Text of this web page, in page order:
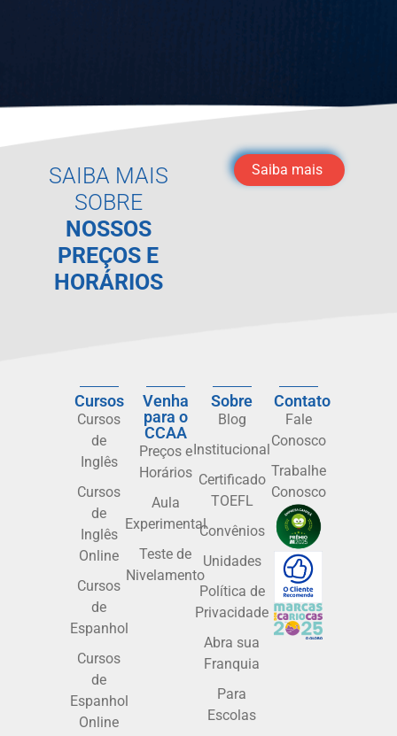
SAIBA MAIS
SOBRE
NOSSOS
PREÇOS E
HORÁRIOS
Saiba mais
Cursos
Cursos
de
Inglês
Cursos
de
Inglês
Online
Cursos
de
Espanhol
Cursos
de
Espanhol
Online
Venha
para o
CCAA
Preços e
Horários
Aula
Experimental
Teste de
Nivelamento
Sobre
Blog
Institucional
Certificado
TOEFL
Convênios
Unidades
Política de
Privacidade
Abra sua
Franquia
Para
Escolas
Contato
Fale
Conosco
Trabalhe
Conosco